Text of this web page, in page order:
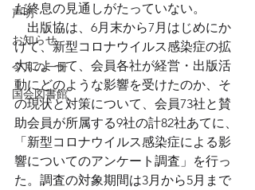
声明
お知らせ
今月の一冊
国会図書館
だ終息の見通しがたっていない。
出版協は、6月末から7月はじめにか
けて、新型コロナウイルス感染症の拡
大によって、会員各社が経営・出版活
動にどのような影響を受けたのか、そ
の現状と対策について、会員73社と賛
助会員が所属する9社の計82社あてに、
「新型コロナウイルス感染症による影
響についてのアンケート調査」を行っ
た。調査の対象期間は3月から5月まで